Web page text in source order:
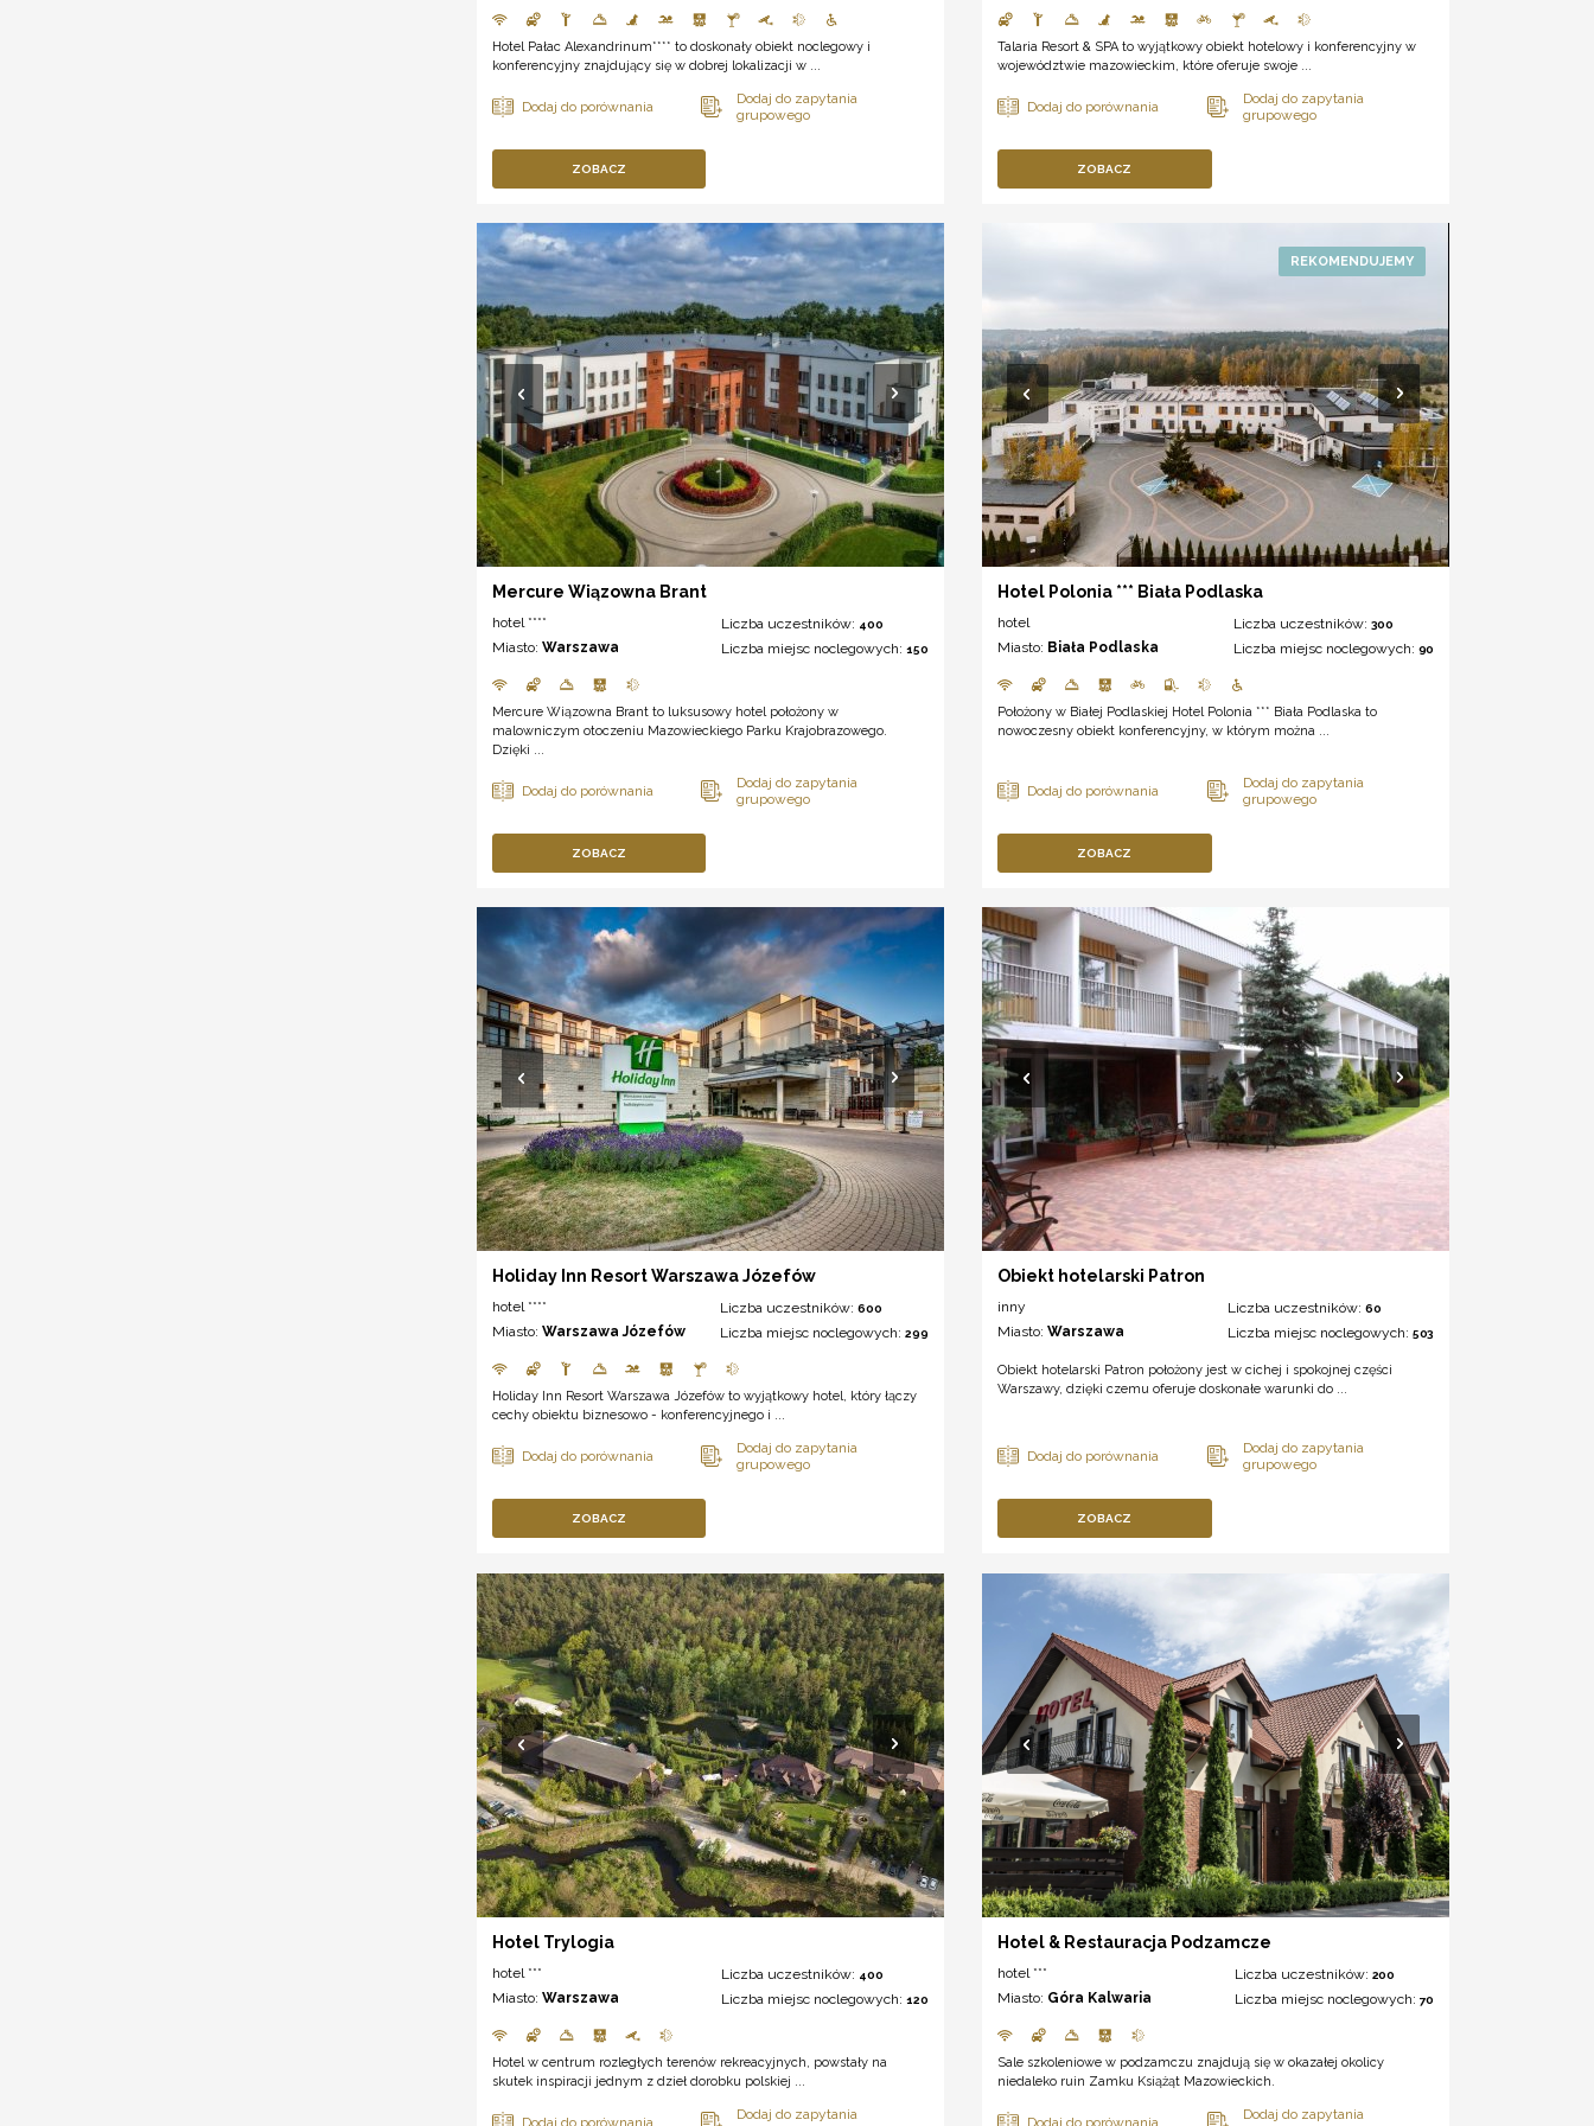
Hotel Pałac Alexandrinum**** to doskonały obiekt noclegowy i
konferencyjny znajdujący się w dobrej lokalizacji w ...
ZOBACZ
Talaria Resort & SPA to wyjątkowy obiekt hotelowy i konferencyjny w
województwie mazowieckim, które oferuje swoje ...
ZOBACZ
Mercure Wiązowna Brant
hotel ****
Miasto: Warszawa
Liczba uczestników: 400
Liczba miejsc noclegowych:150
Mercure Wiązowna Brant to luksusowy hotel położony w
malowniczym otoczeniu Mazowieckiego Parku Krajobrazowego.
Dzięki ...
ZOBACZ
Hotel Polonia *** Biała Podlaska
hotel
Miasto: Biała Podlaska
Liczba uczestników: 300
Liczba miejsc noclegowych: 90
Położony w Białej Podlaskiej Hotel Polonia *** Biała Podlaska to
nowoczesny obiekt konferencyjny, w którym można ...
ZOBACZ
Holiday Inn Resort Warszawa Józefów
hotel ****
Miasto: Warszawa Józefów
Liczba uczestników:600
Liczba miejsc noclegowych:299
Holiday Inn Resort Warszawa Józefów to wyjątkowy hotel, który łączy
cechy obiektu biznesowo - konferencyjnego i ...
ZOBACZ
Obiekt hotelarski Patron
inny
Miasto:Warszawa
Liczba uczestników: 60
Liczba miejsc noclegowych: 503
Obiekt hotelarski Patron położony jest w cichej i spokojnej części
Warszawy, dzięki czemu oferuje doskonałe warunki do ...
ZOBACZ
Hotel Trylogia
hotel ***
Miasto: Warszawa
Liczba uczestników: 400
Liczba miejsc noclegowych:120
Hotel w centrum rozległych terenów rekreacyjnych, powstały na
skutek inspiracji jednym z dzieł dorobku polskiej ...
Hotel & Restauracja Podzamcze
hotel ***
Miasto: Góra Kalwaria
Liczba uczestników: 200
Liczba miejsc noclegowych: 70
Sale szkoleniowe w podzamczu znajdują się w okazałej okolicy
niedaleko ruin Zamku Książąt Mazowieckich.